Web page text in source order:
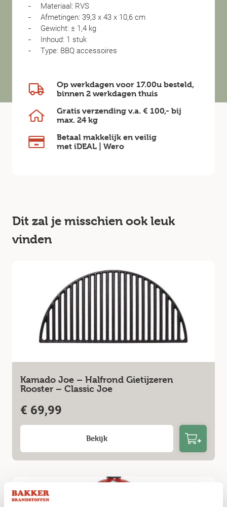
Materiaal: RVS
Afmetingen: 39,3 x 43 x 10,6 cm
Gewicht: ± 1,4 kg
Inhoud: 1 stuk
Type: BBQ accessoires
Op werkdagen voor 17.00u besteld,
binnen 2 werkdagen thuis
Gratis verzending v.a. € 100,- bij
max. 24 kg
Betaal makkelijk en veilig
met iDEAL | Wero
Dit zal je misschien ook leuk
vinden
Kamado Joe – Halfrond Gietijzeren
Rooster – Classic Joe
€ 69,99
Bekijk
Niet op voorraad